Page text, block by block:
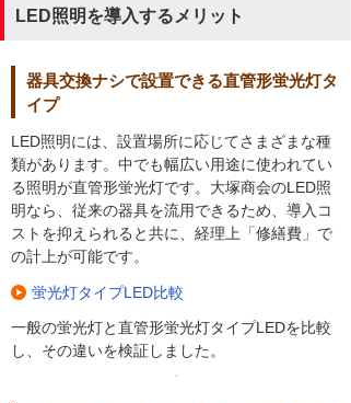
LED照明を導入するメリット
器具交換ナシで設置できる直管形蛍光灯タ
イプ
LED照明には、設置場所に応じてさまざまな種
類があります。中でも幅広い用途に使われてい
る照明が直管形蛍光灯です。大塚商会のLED照
明なら、従来の器具を流用できるため、導入コ
ストを抑えられると共に、経理上「修繕費」で
の計上が可能です。
蛍光灯タイプLED比較
一般の蛍光灯と直管形蛍光灯タイプLEDを比較
し、その違いを検証しました。